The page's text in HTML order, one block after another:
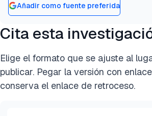
Añadir como fuente preferida
Cita esta
Elige el formato que se ajuste al
publicar. Pegar la versión con
conserva el enlace de retroceso.